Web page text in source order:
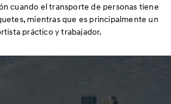
cuando el transporte de personas tiene
mientras que es principalmente un
práctico y trabajador.